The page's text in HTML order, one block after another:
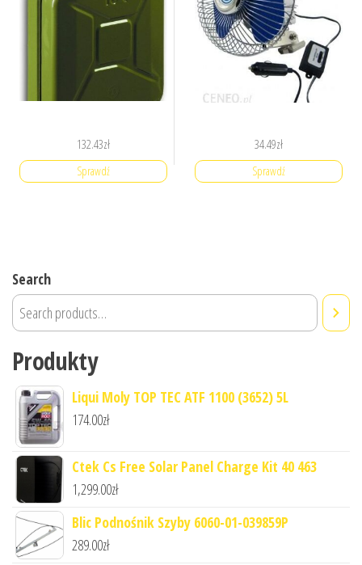
132.43zł
Sprawdź
34.49zł
Sprawdź
Search
Produkty
Liqui Moly TOP TEC ATF 1100 (3652) 5L
174.00zł
Ctek Cs Free Solar Panel Charge Kit 40 463
1,299.00zł
Blic Podnośnik Szyby 6060-01-039859P
289.00zł